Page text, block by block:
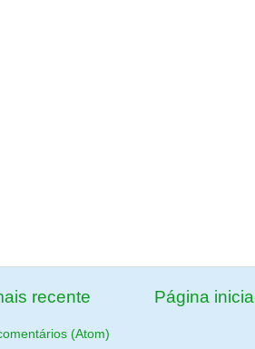
recente Página inicial
(Atom)